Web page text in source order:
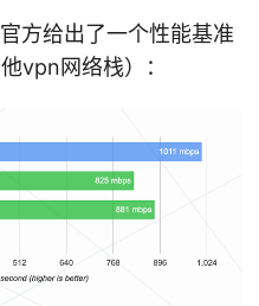
方给出了一个性能基准
vpn网络栈）：